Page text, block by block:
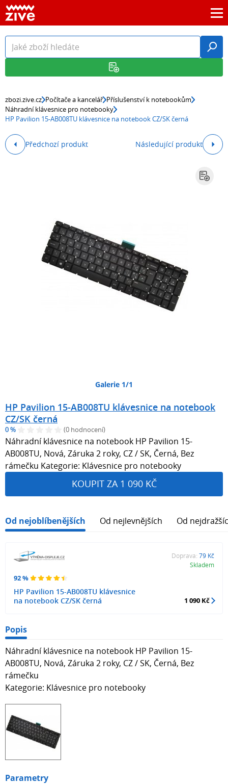
zbozi.zive.cz Počítače a kancelář Příslušenství k notebookům
Náhradní klávesnice pro notebooky
HP Pavilion 15-AB008TU klávesnice na notebook CZ/SK černá
Předchozí produkt Následující produkt
Galerie 1/1
HP Pavilion 15-AB008TU klávesnice na notebook
CZ/SK černá
0 % (0 hodnocení)
Náhradní klávesnice na notebook HP Pavilion 15-
AB008TU, Nová, Záruka 2 roky, CZ / SK, Černá, Bez
rámečku Kategorie: Klávesnice pro notebooky
KOUPIT ZA 1 090 KČ
Od nejoblíbenějších Od nejlevnějších Od
92 %
HP Pavilion 15-AB008TU klávesnice
na notebook CZ/SK černá
Doprava: 79 Kč
Skladem
1 090 Kč
Popis
Náhradní klávesnice na notebook HP Pavilion 15-
AB008TU, Nová, Záruka 2 roky, CZ / SK, Černá, Bez
rámečku
Kategorie: Klávesnice pro notebooky
Parametry